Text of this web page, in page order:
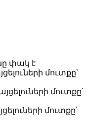
փակ է
մուտքը՝
մուտքը՝
մուտքը՝